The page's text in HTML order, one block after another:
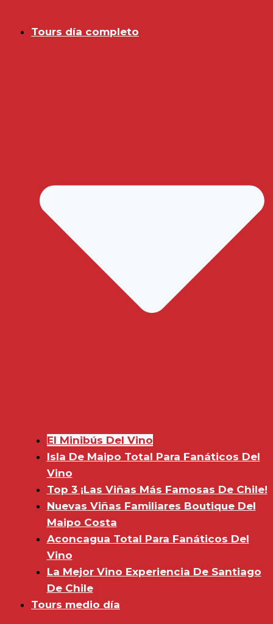
Tours día completo
El Minibús Del Vino
Isla De Maipo Total Para Fanáticos Del
Vino
Top 3 ¡Las Viñas Más Famosas De Chile!
Nuevas Viñas Familiares Boutique Del
Maipo Costa
Aconcagua Total Para Fanáticos Del
Vino
La Mejor Vino Experiencia De Santiago
De Chile
Tours medio día